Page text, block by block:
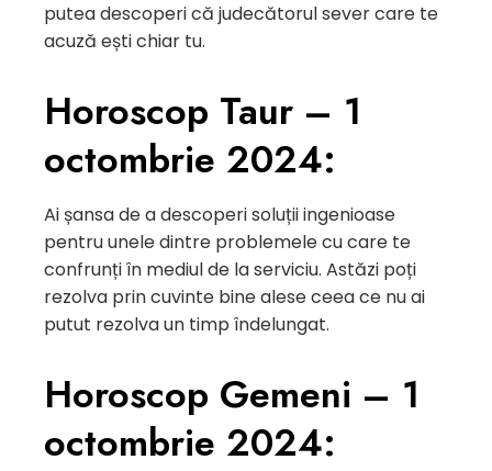
putea descoperi că judecătorul sever care te
acuză ești chiar tu.
Horoscop Taur – 1
octombrie 2024:
Ai șansa de a descoperi soluții ingenioase
pentru unele dintre problemele cu care te
confrunți în mediul de la serviciu. Astăzi poți
rezolva prin cuvinte bine alese ceea ce nu ai
putut rezolva un timp îndelungat.
Horoscop Gemeni – 1
octombrie 2024: